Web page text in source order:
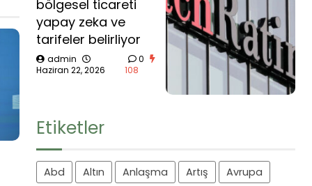
bölgesel ticareti
yapay zeka ve
tarifeler belirliyor
admin
Haziran 22, 2026
0
108
Etiketler
Abd Altın Anlaşma Artış
Avrupa